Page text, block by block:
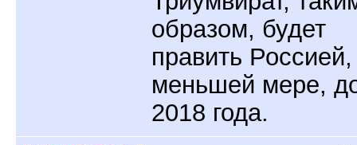
образом, будет
править
меньшей мере,
2018 года.